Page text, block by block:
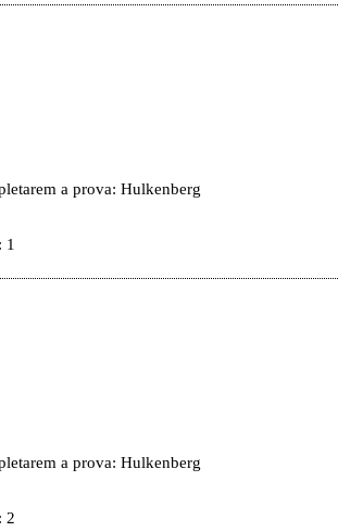
a prova: Hulkenberg
1
a prova: Hulkenberg
2